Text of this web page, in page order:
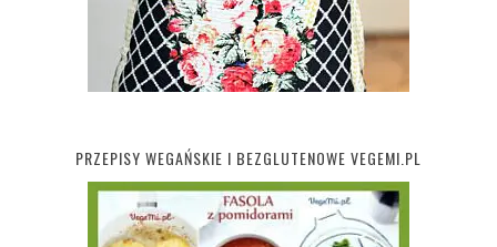
PRZEPISY WEGAŃSKIE I BEZGLUTENOWE VEGEMI.PL